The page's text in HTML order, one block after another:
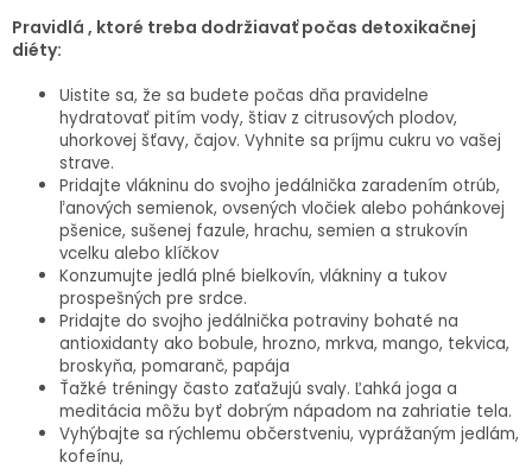
Pravidlá , ktoré treba dodržiavať počas detoxikačnej
diéty:
Uistite sa, že sa budete počas dňa pravidelne
hydratovať pitím vody, štiav z citrusových plodov,
uhorkovej šťavy, čajov. Vyhnite sa príjmu cukru vo vašej
strave.
Pridajte vlákninu do svojho jedálnička zaradením otrúb,
ľanových semienok, ovsených vločiek alebo pohánkovej
pšenice, sušenej fazule, hrachu, semien a strukovín
vcelku alebo klíčkov
Konzumujte jedlá plné bielkovín, vlákniny a tukov
prospešných pre srdce.
Pridajte do svojho jedálnička potraviny bohaté na
antioxidanty ako bobule, hrozno, mrkva, mango, tekvica,
broskyňa, pomaranč, papája
Ťažké tréningy často zaťažujú svaly. Ľahká joga a
meditácia môžu byť dobrým nápadom na zahriatie tela.
Vyhýbajte sa rýchlemu občerstveniu, vyprážaným jedlám,
kofeínu,